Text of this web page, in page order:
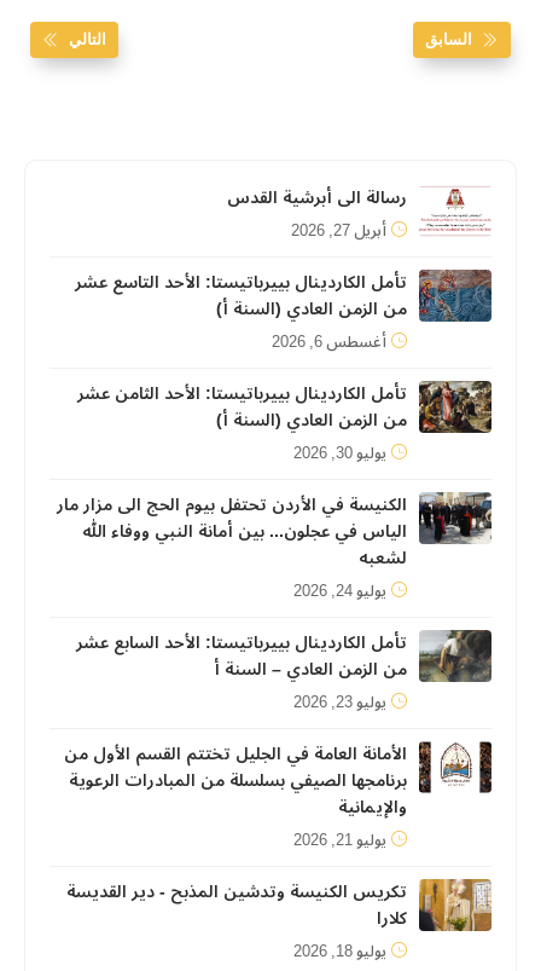
السابق التالي
رسالة الى أبرشية القدس
أبريل 27, 2026
تأمل الكاردينال بييرباتيستا: الأحد التاسع عشر
من الزمن العادي (السنة أ)
أغسطس 6, 2026
تأمل الكاردينال بييرباتيستا: الأحد الثامن عشر
من الزمن العادي (السنة أ)
يوليو 30, 2026
الكنيسة في الأردن تحتفل بيوم الحج الى مزار مار
الياس في عجلون... بين أمانة النبي ووفاء الله
لشعبه
يوليو 24, 2026
تأمل الكاردينال بييرباتيستا: الأحد السابع عشر
من الزمن العادي – السنة أ
يوليو 23, 2026
الأمانة العامة في الجليل تختتم القسم الأول من
برنامجها الصيفي بسلسلة من المبادرات الرعوية
والإيمانية
يوليو 21, 2026
تكريس الكنيسة وتدشين المذبح - دير القديسة
كلارا
يوليو 18, 2026